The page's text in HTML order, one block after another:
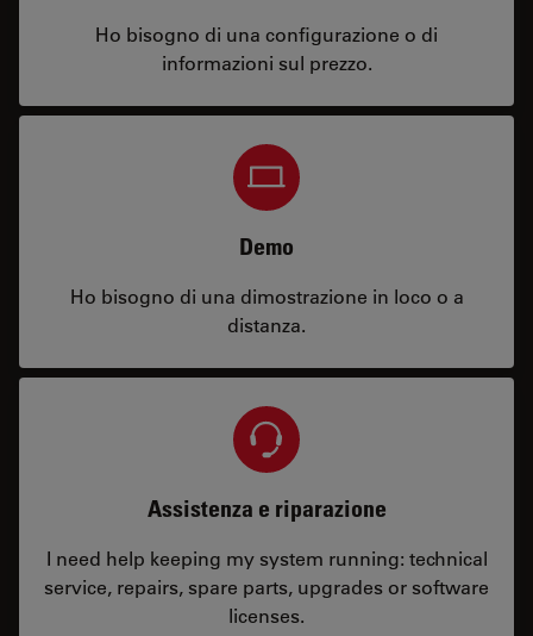
Ho bisogno di una configurazione o di
informazioni sul prezzo.
Demo
Ho bisogno di una dimostrazione in loco o a
distanza.
Assistenza e riparazione
I need help keeping my system running: technical
service, repairs, spare parts, upgrades or software
licenses.